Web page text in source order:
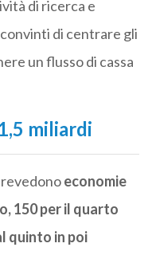
di ricerca e
di centrare gli
un flusso di cassa
miliardi
economie
150 per il quarto
quinto in poi